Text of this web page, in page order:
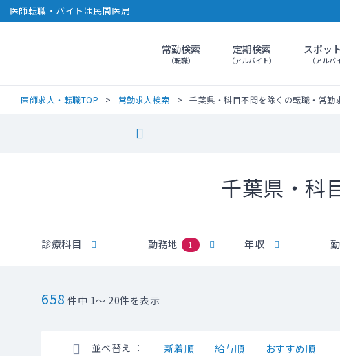
医師転職・バイトは民間医局
民間医局常勤検索
（転職）
定期検索
（アルバイト）
スポッ
（アルバ
医師求人・転職TOP 常勤求人検索 千葉県・科目不問を除くの転職・常勤
千葉県・科
診療科目 勤務地 1 年収
658 件中 1～ 20件を表示
並べ替え ： 新着順 給与順 おすすめ順